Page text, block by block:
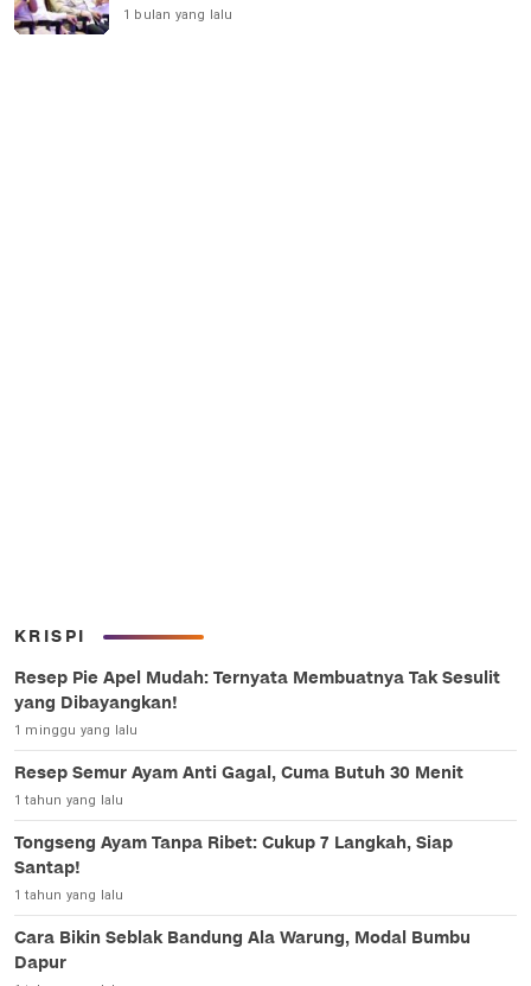
1 bulan yang lalu
KRISPI
Resep Pie Apel Mudah: Ternyata Membuatnya Tak Sesulit
yang Dibayangkan!
1 minggu yang lalu
Resep Semur Ayam Anti Gagal, Cuma Butuh 30 Menit
1 tahun yang lalu
Tongseng Ayam Tanpa Ribet: Cukup 7 Langkah, Siap
Santap!
1 tahun yang lalu
Cara Bikin Seblak Bandung Ala Warung, Modal Bumbu
Dapur